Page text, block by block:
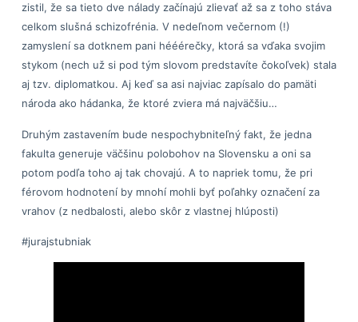
zistil, že sa tieto dve nálady začínajú zlievať až sa z toho stáva
celkom slušná schizofrénia. V nedeľnom večernom (!)
zamyslení sa dotknem pani hééérečky, ktorá sa vďaka svojim
stykom (nech už si pod tým slovom predstavíte čokoľvek) stala
aj tzv. diplomatkou. Aj keď sa asi najviac zapísalo do pamäti
národa ako hádanka, že ktoré zviera má najväčšiu…
Druhým zastavením bude nespochybniteľný fakt, že jedna
fakulta generuje väčšinu polobohov na Slovensku a oni sa
potom podľa toho aj tak chovajú. A to napriek tomu, že pri
férovom hodnotení by mnohí mohli byť poľahky označení za
vrahov (z nedbalosti, alebo skôr z vlastnej hlúposti)
#jurajstubniak